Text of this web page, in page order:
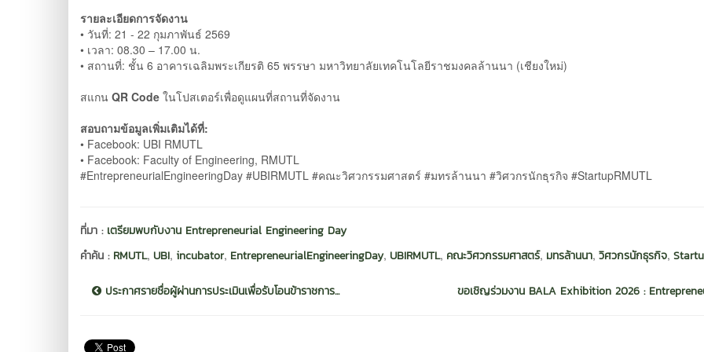
รายละเอียดการจัดงาน
• วันที่: 21 - 22 กุมภาพันธ์ 2569
• เวลา: 08.30 – 17.00 น.
• สถานที่: ชั้น 6 อาคารเฉลิมพระเกียรติ 65 พรรษา มหาวิทยาลัยเทคโนโลยีราชมงคลล้านนา (เชียงใหม่)
สแกน QR Code ในโปสเตอร์เพื่อดูแผนที่สถานที่จัดงาน
สอบถามข้อมูลเพิ่มเติมได้ที่:
• Facebook: UBI RMUTL
• Facebook: Faculty of Engineering, RMUTL
#EntrepreneurialEngineeringDay #UBIRMUTL #คณะวิศวกรรมศาสตร์ #มทรล้านนา #วิศวกรนักธุรกิจ #StartupRMUTL
ที่มา : เตรียมพบกับงาน Entrepreneurial Engineering Day
คำค้น : RMUTL, UBI, incubator, EntrepreneurialEngineeringDay, UBIRMUTL, คณะวิศวกรรมศาสตร์, มทรล้านนา, วิศวกรนักธุรกิจ,
ประกาศรายชื่อผู้ผ่านการประเมินเพื่อรับโอนข้าราชการ... ขอเชิญร่วมงาน BALA Exhibition 2026 :